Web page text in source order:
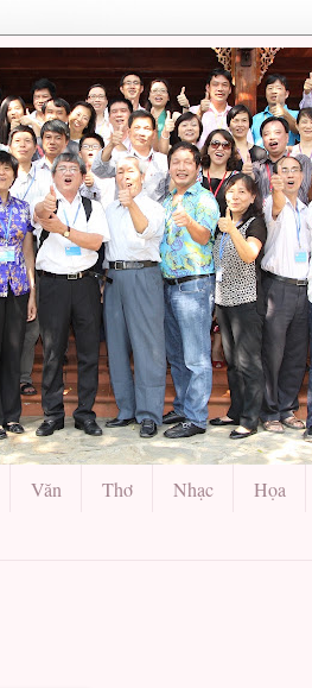
Văn Thơ Nhạc Họa